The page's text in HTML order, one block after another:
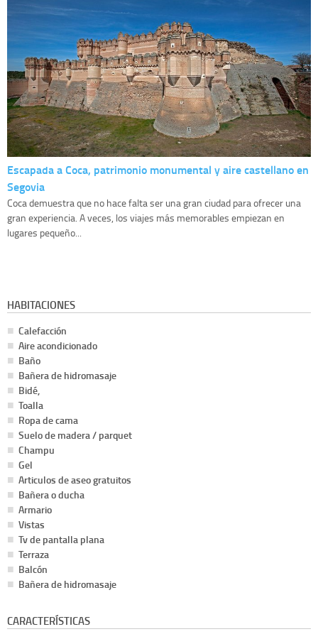
Escapada a Coca, patrimonio monumental y aire castellano en
Segovia
Coca demuestra que no hace falta ser una gran ciudad para ofrecer una
gran experiencia. A veces, los viajes más memorables empiezan en
lugares pequeño...
HABITACIONES
Calefacción
Aire acondicionado
Baño
Bañera de hidromasaje
Bidé,
Toalla
Ropa de cama
Suelo de madera / parquet
Champu
Gel
Articulos de aseo gratuitos
Bañera o ducha
Armario
Vistas
Tv de pantalla plana
Terraza
Balcón
Bañera de hidromasaje
CARACTERÍSTICAS